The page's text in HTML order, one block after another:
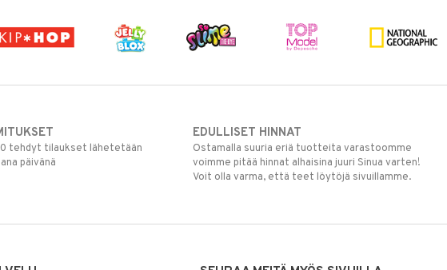
tehdyt tilaukset lähetetään
päivänä
EDULLISET HINNAT
Ostamalla suuria eriä tuotteita varastoomme
voimme pitää hinnat alhaisina juuri Sinua varten!
Voit olla varma, että teet löytöjä sivuillamme.